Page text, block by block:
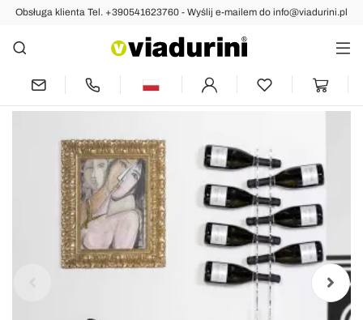
Obsługa klienta Tel. +390541623760 - Wyślij e-mailem do info@viadurini.pl
Indietro Poprzedni następny
Baby Big przezroczysty uchwyt do
butelek na ścianę L6xH100xP11cm